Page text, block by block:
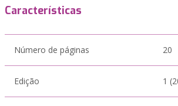
Características
Número de páginas 20
Edição 1